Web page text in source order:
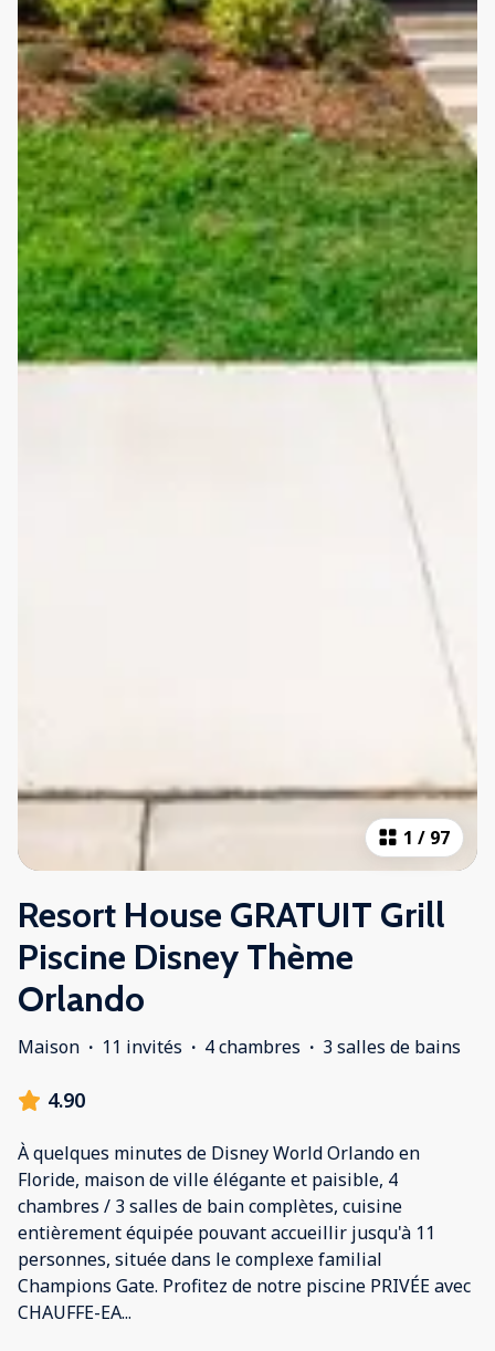
1 / 97
Resort House GRATUIT Grill
Piscine Disney Thème
Orlando
Maison · 11 invités · 4 chambres · 3 salles de bains
4.90
À quelques minutes de Disney World Orlando en
Floride, maison de ville élégante et paisible, 4
chambres / 3 salles de bain complètes, cuisine
entièrement équipée pouvant accueillir jusqu'à 11
personnes, située dans le complexe familial
Champions Gate. Profitez de notre piscine PRIVÉE avec
CHAUFFE-EA...